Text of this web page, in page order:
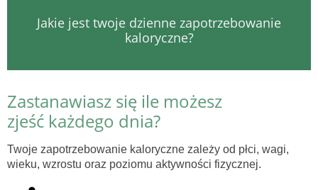
Jakie jest twoje dzienne zapotrzebowanie
kaloryczne?
Zastanawiasz się ile możesz
zjeść każdego dnia?
Twoje zapotrzebowanie kaloryczne zależy od płci, wagi,
wieku, wzrostu oraz poziomu aktywności fizycznej.